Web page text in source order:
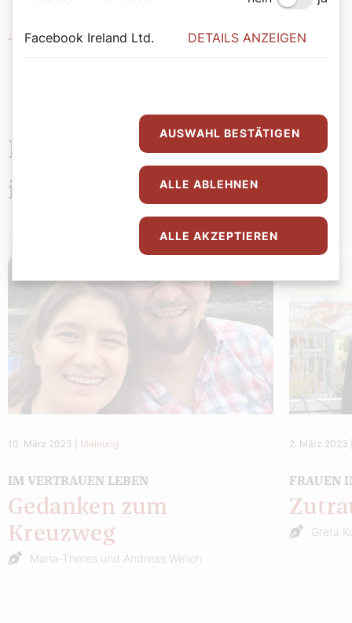
Hochschule Heiligenkreuz
Das könnte Sie auch
interessieren
10. März 2023 Meinung
IM VERTRAUEN LEBEN
Gedanken zum
Kreuzweg
Maria-Theres und Andreas Welich
2. März 2023
FRAUEN
Greta
Facebook Ireland Ltd. DETAILS ANZEIGEN
AUSWAHL BESTÄTIGEN
ALLE ABLEHNEN
ALLE AKZEPTIEREN